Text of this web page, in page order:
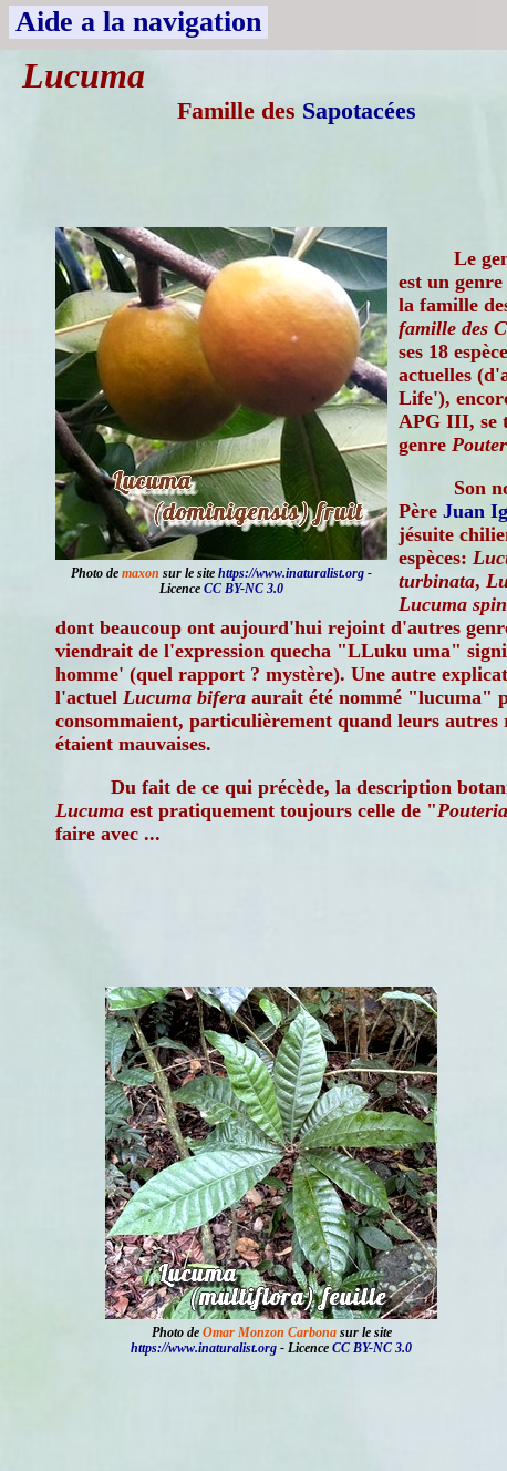
Aide a la navigation
Lucuma
Famille des Sapotacées
Photo de maxon sur le site https://www.inaturalist.org -
Licence CC BY-NC 3.0
Le
est un
la famille
famille des
ses 18
actuelles
Life'),
APG III, se
genre
Son
Père Juan
jésuite
espèces:
turbinata,
Lucuma
dont beaucoup ont aujourd'hui rejoint d'autres
viendrait de l'expression quecha "LLuku uma"
homme' (quel rapport ? mystère). Une autre
l'actuel Lucuma bifera aurait été nommé "lucuma"
consommaient, particulièrement quand leurs autres
étaient mauvaises.
Du fait de ce qui précède, la description
Lucuma est pratiquement toujours celle de "
faire avec ...
Photo de Omar Monzon Carbonasur le site
https://www.inaturalist.org - Licence CC BY-NC 3.0